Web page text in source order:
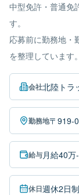
中型免許・普通免
す。
応募前に勤務地・
を整理しています。
会社北陸トラ
勤務地〒919-
給与月給40万
休日週休2日制